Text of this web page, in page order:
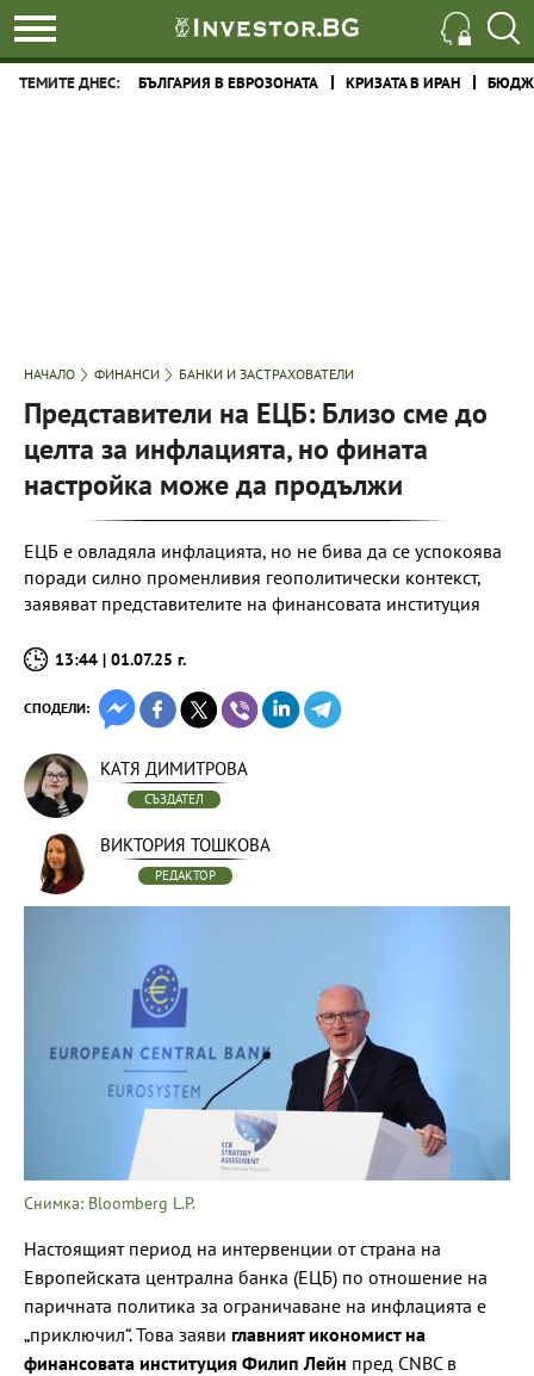
ТЕМИТЕ ДНЕС: БЪЛГАРИЯ В ЕВРОЗОНАТА КРИЗАТА В ИРАН
НАЧАЛО ФИНАНСИ БАНКИ И ЗАСТРАХОВАТЕЛИ
Представители на ЕЦБ: Близо сме до
целта за инфлацията, но фината
настройка може да продължи
ЕЦБ е овладяла инфлацията, но не бива да се успокоява
поради силно променливия геополитически контекст,
заявяват представителите на финансовата институция
13:44 | 01.07.25 г.
СПОДЕЛИ:
КАТЯ ДИМИТРОВА
СЪЗДАТЕЛ
ВИКТОРИЯ ТОШКОВА
РЕДАКТОР
Снимка: Bloomberg L.P.
Настоящият период на интервенции от страна на
Европейската централна банка (ЕЦБ) по отношение на
паричната политика за ограничаване на инфлацията е
„приключил“. Това заяви главният икономист на
финансовата институция Филип Лейн пред CNBC в